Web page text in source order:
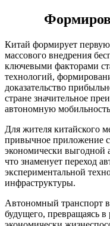
Китай формирует
массового внедрения
ключевыми факторами
технологий,
доказательство
стране значительное
автономную
Для жителя китайского
привычное приложение
экономически выгодной
что знаменует переход
экспериментальной
инфраструктуры.
Автономный транспорт в
будущего, превращаясь